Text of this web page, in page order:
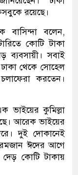
রয়েছে।
বাসিন্দা বলেন,
কোটি টাকা
ব্যবসায়ী। সবাই
থেকে সোহেল
করতেন।
ভাইয়ের কুমিল্লা
আরেক ভাইয়ের
দুই দোকানেই
ঈদের আগে
কোটি টাকায়